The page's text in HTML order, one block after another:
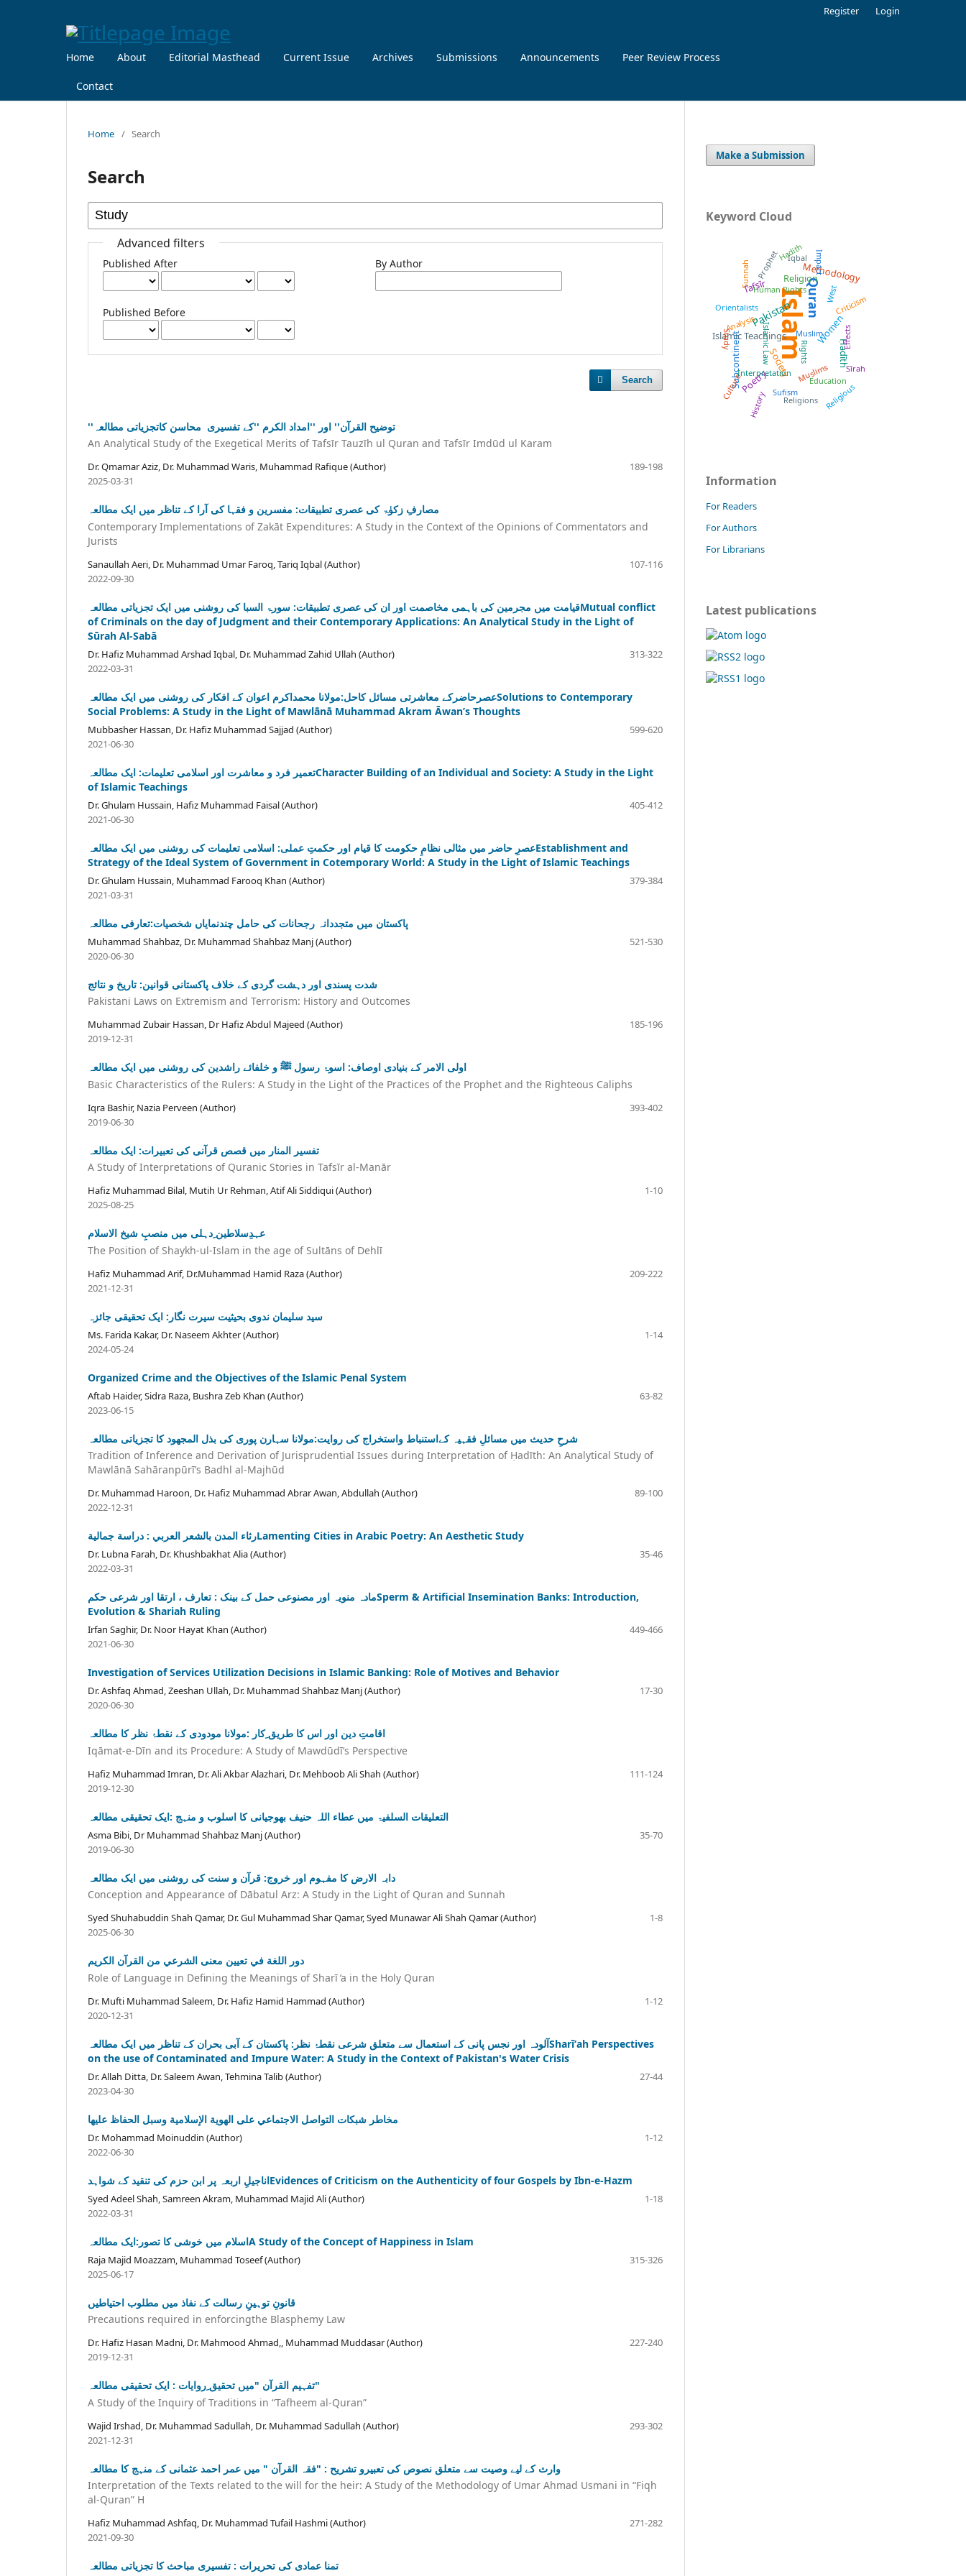
Home About Editorial Masthead Current Issue Archives Submissions Announcements Peer Review Process
Contact
Register Login
Home / Search
Search
Advanced filters
Published After
Published Before
By Author
Search
''توضیح القرآن'' اور ''امداد الکرم ''کے تفسیری محاسن کاتجزیاتی مطالعہ
An Analytical Study of the Exegetical Merits of Tafsīr Tauzīh ul Quran and Tafsīr Imdūd ul Karam
Dr. Qmamar Aziz, Dr. Muhammad Waris, Muhammad Rafique (Author)
189-198
2025-03-31
مصارفِ زکوٰۃ کی عصری تطبیقات: مفسرین و فقہا کی آرا کے تناظر میں ایک مطالعہ
Contemporary Implementations of Zakāt Expenditures: A Study in the Context of the Opinions of Commentators and
Jurists
Sanaullah Aeri, Dr. Muhammad Umar Faroq, Tariq Iqbal (Author)
107-116
2022-09-30
قیامت میں مجرمین کی باہمی مخاصمت اور ان کی عصری تطبیقات: سورۃ السبا کی روشنی میں ایک تجزیاتی مطالعہMutual conflict
of Criminals on the day of Judgment and their Contemporary Applications: An Analytical Study in the Light of
Sūrah Al-Sabā
Dr. Hafiz Muhammad Arshad Iqbal, Dr. Muhammad Zahid Ullah (Author)
313-322
2022-03-31
عصرحاضرکے معاشرتی مسائل کاحل:مولانا محمداکرم اعوان کے افکار کی روشنی میں ایک مطالعہSolutions to Contemporary
Social Problems: A Study in the Light of Mawlānā Muhammad Akram Āwan’s Thoughts
Mubbasher Hassan, Dr. Hafiz Muhammad Sajjad (Author)
599-620
2021-06-30
تعمیر فرد و معاشرت اور اسلامی تعلیمات: ایک مطالعہCharacter Building of an Individual and Society: A Study in the Light
of Islamic Teachings
Dr. Ghulam Hussain, Hafiz Muhammad Faisal (Author)
405-412
2021-06-30
عصرِ حاضر میں مثالی نظامِ حکومت کا قیام اور حکمتِ عملی: اسلامی تعلیمات کی روشنی میں ایک مطالعہEstablishment and
Strategy of the Ideal System of Government in Cotemporary World: A Study in the Light of Islamic Teachings
Dr. Ghulam Hussain, Muhammad Farooq Khan (Author)
379-384
2021-03-31
پاکستان میں متجددانہ رجحانات کی حامل چندنمایاں شخصیات:تعارفی مطالعہ
Muhammad Shahbaz, Dr. Muhammad Shahbaz Manj (Author)
521-530
2020-06-30
شدت پسندی اور دہشت گردی کے خلاف پاکستانی قوانین: تاریخ و نتائج
Pakistani Laws on Extremism and Terrorism: History and Outcomes
Muhammad Zubair Hassan, Dr Hafiz Abdul Majeed (Author)
185-196
2019-12-31
اولی الامر کے بنیادی اوصاف: اسوۂ رسول ﷺ و خلفائے راشدین کی روشنی میں ایک مطالعہ
Basic Characteristics of the Rulers: A Study in the Light of the Practices of the Prophet and the Righteous Caliphs
Iqra Bashir, Nazia Perveen (Author)
393-402
2019-06-30
تفسیر المنار میں قصص قرآنی کی تعبیرات: ایک مطالعہ
A Study of Interpretations of Quranic Stories in Tafsīr al-Manār
Hafiz Muhammad Bilal, Mutih Ur Rehman, Atif Ali Siddiqui (Author)
1-10
2025-08-25
عہدِسلاطین ِدہلی میں منصبِ شیخ الاسلام
The Position of Shaykh-ul-Islam in the age of Sultāns of Dehlī
Hafiz Muhammad Arif, Dr.Muhammad Hamid Raza (Author)
209-222
2021-12-31
سید سلیمان ندوی بحیثیت سیرت نگار: ایک تحقیقی جائزہ
Ms. Farida Kakar, Dr. Naseem Akhter (Author)
1-14
2024-05-24
Organized Crime and the Objectives of the Islamic Penal System
Aftab Haider, Sidra Raza, Bushra Zeb Khan (Author)
63-82
2023-06-15
شرحِ حدیث میں مسائلِ فقہیہ کےاستنباط واستخراج کی روایت:مولانا سہارن پوری کی بذل المجھود کا تجزیاتی مطالعہ
Tradition of Inference and Derivation of Jurisprudential Issues during Interpretation of Ḥadīth: An Analytical Study of
Mawlānā Sahāranpūrī’s Badhl al-Majhūd
Dr. Muhammad Haroon, Dr. Hafiz Muhammad Abrar Awan, Abdullah (Author)
89-100
2022-12-31
رثاء المدن بالشعر العربي : دراسة جماليةLamenting Cities in Arabic Poetry: An Aesthetic Study
Dr. Lubna Farah, Dr. Khushbakhat Alia (Author)
35-46
2022-03-31
مادہ منویہ اور مصنوعی حمل کے بینک : تعارف ، ارتقا اور شرعی حکمSperm & Artificial Insemination Banks: Introduction,
Evolution & Shariah Ruling
Irfan Saghir, Dr. Noor Hayat Khan (Author)
449-466
2021-06-30
Investigation of Services Utilization Decisions in Islamic Banking: Role of Motives and Behavior
Dr. Ashfaq Ahmad, Zeeshan Ullah, Dr. Muhammad Shahbaz Manj (Author)
17-30
2020-06-30
اقامتِ دین اور اس کا طریق ِکار :مولانا مودودی کے نقطۂ نظر کا مطالعہ
Iqāmat-e-Dīn and its Procedure: A Study of Mawdūdī’s Perspective
Hafiz Muhammad Imran, Dr. Ali Akbar Alazhari, Dr. Mehboob Ali Shah (Author)
111-124
2019-12-30
التعلیقات السلفیۃ میں عطاء اللہ حنیف بھوجیانی کا اسلوب و منہج :ایک تحقیقی مطالعہ
Asma Bibi, Dr Muhammad Shahbaz Manj (Author)
35-70
2019-06-30
دابہ الارض کا مفہوم اور خروج: قرآن و سنت کی روشنی میں ایک مطالعہ
Conception and Appearance of Dābatul Arz: A Study in the Light of Quran and Sunnah
Syed Shuhabuddin Shah Qamar, Dr. Gul Muhammad Shar Qamar, Syed Munawar Ali Shah Qamar (Author)
1-8
2025-06-30
دور اللغة في تعیین معنی الشرعي من القرآن الکریم
Role of Language in Defining the Meanings of Sharī ̒a in the Holy Quran
Dr. Mufti Muhammad Saleem, Dr. Hafiz Hamid Hammad (Author)
1-12
2020-12-31
آلودہ اور نجس پانی کے استعمال سے متعلق شرعی نقطۂ نظر: پاکستان کے آبی بحران کے تناظر میں ایک مطالعہSharīʻah Perspectives
on the use of Contaminated and Impure Water: A Study in the Context of Pakistan's Water Crisis
Dr. Allah Ditta, Dr. Saleem Awan, Tehmina Talib (Author)
27-44
2023-04-30
مخاطر شبكات التواصل الاجتماعي على الهوية الإسلامية وسبل الحفاظ عليها
Dr. Mohammad Moinuddin (Author)
1-12
2022-06-30
اناجیلِ اربعہ پر ابن حزم کی تنقید کے شواہدEvidences of Criticism on the Authenticity of four Gospels by Ibn-e-Hazm
Syed Adeel Shah, Samreen Akram, Muhammad Majid Ali (Author)
1-18
2022-03-31
اسلام میں خوشی کا تصور:ایک مطالعہA Study of the Concept of Happiness in Islam
Raja Majid Moazzam, Muhammad Toseef (Author)
315-326
2025-06-17
قانونِ توہینِ رسالت کے نفاذ میں مطلوب احتیاطیں
Precautions required in enforcingthe Blasphemy Law
Dr. Hafiz Hasan Madni, Dr. Mahmood Ahmad,, Muhammad Muddasar (Author)
227-240
2019-12-31
تفہیم القرآن "میں تحقیق ِروایات : ایک تحقیقی مطالعہ"
A Study of the Inquiry of Traditions in “Tafheem al-Quran”
Wajid Irshad, Dr. Muhammad Sadullah, Dr. Muhammad Sadullah (Author)
293-302
2021-12-31
وارث کے لیے وصیت سے متعلق نصوص کی تعبیرو تشریح : "فقہ القرآن " میں عمر احمد عثمانی کے منہج کا مطالعہ
Interpretation of the Texts related to the will for the heir: A Study of the Methodology of Umar Ahmad Usmani in “Fiqh
al-Quran” H
Hafiz Muhammad Ashfaq, Dr. Muhammad Tufail Hashmi (Author)
271-282
2021-09-30
تمنا عمادی کی تحریرات : تفسیری مباحث کا تجزیاتی مطالعہ
Make a Submission
Keyword Cloud
IslamQuran
Pakistan
Tafsīr
Methodology
Islamic Teachings Women
Religion
Society
Subcontinent Ḥadīth
Poetry Muslims
Prophet
Orientalists
Education
Criticism
Sufism
Rights
History
Study
Iqbal
Religious
Human Rights
Sunnah Impact
Islamic Law
Sīrah
Culture Religions
West
Hadith
Analysis Muslim
Interpretation
Effects
Information
For Readers
For Authors
For Librarians
Latest publications